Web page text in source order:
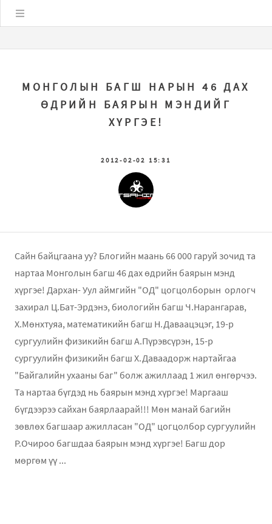
МОНГОЛЫН БАГШ НАРЫН 46 ДАХ
ӨДРИЙН БАЯРЫН МЭНДИЙГ
ХҮРГЭЕ!
2012-02-02 15:31
Сайн байцгаана уу? Блогийн маань 66 000 гаруй зочид та
нартаа Монголын багш 46 дах өдрийн баярын мэнд
хүргэе! Дархан- Уул аймгийн "ОД" цогцолборын орлогч
захирал Ц.Бат-Эрдэнэ, биологийн багш Ч.Нарангарав,
Х.Мөнхтуяа, математикийн багш Н.Даваацэцэг, 19-р
сургуулийн физикийн багш А.Пүрэвсүрэн, 15-р
сургуулийн физикийн багш Х.Даваадорж нартайгаа
"Байгалийн ухааны баг" болж ажиллаад 1 жил өнгөрчээ.
Та нартаа бүгдэд нь баярын мэнд хүргэе! Маргааш
бүгдээрээ сайхан баярлаарай!!! Мөн манай багийн
зөвлөх багшаар ажилласан "ОД" цогцолбор сургуулийн
Р.Очироо багшдаа баярын мэнд хүргэе! Багш дор
мөргөм үү ...